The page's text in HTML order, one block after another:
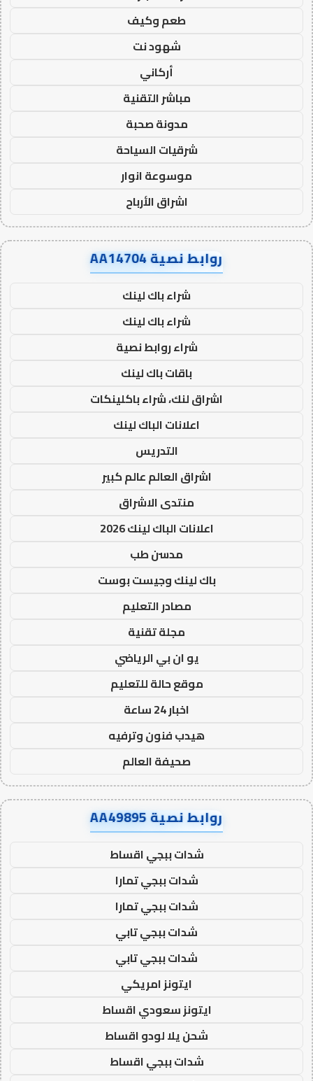
طعم وكيف
شهود نت
أركاني
مباشر التقنية
مدونة صحبة
شرقيات السياحة
موسوعة انوار
اشراق الأرباح
روابط نصية AA14704
شراء باك لينك
شراء باك لينك
شراء روابط نصية
باقات باك لينك
اشراق لنك، شراء باكلينكات
اعلانات الباك لينك
التدريس
اشراق العالم عالم كبير
منتدى الاشراق
اعلانات الباك لينك 2026
مدسن طب
باك لينك وجيست بوست
مصادر التعليم
مجلة تقنية
يو ان بي الرياضي
موقع حالة للتعليم
اخبار 24 ساعة
هيدب فنون وترفيه
صحيفة العالم
روابط نصية AA49895
شدات ببجي اقساط
شدات ببجي تمارا
شدات ببجي تمارا
شدات ببجي تابي
شدات ببجي تابي
ايتونز امريكي
ايتونز سعودي اقساط
شحن يلا لودو اقساط
شدات ببجي اقساط